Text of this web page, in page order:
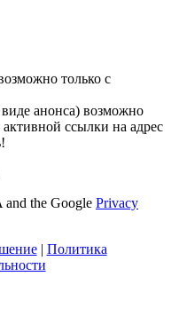
только с
анонса) возможно
ссылки на адрес
the Google Privacy
| Политика